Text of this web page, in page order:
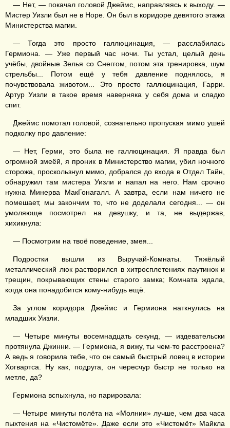
— Нет, — покачал головой Джеймс, направляясь к выходу. —
Мистер Уизли был не в Норе. Он был в коридоре девятого этажа
Министерства магии.
— Тогда это просто галлюцинация, — расслабилась
Гермиона. — Уже первый час ночи. Ты устал, целый день
учёбы, двойные Зелья со Снеггом, потом эта тренировка, шум
стрельбы... Потом ещё у тебя давление поднялось, я
почувствовала животом... Это просто галлюцинация, Гарри.
Артур Уизли в такое время наверняка у себя дома и сладко
спит.
Джеймс помотал головой, сознательно пропуская мимо ушей
подколку про давление:
— Нет, Герми, это была не галлюцинация. Я правда был
огромной змеёй, я проник в Министерство магии, убил ночного
сторожа, проскользнул мимо, добрался до входа в Отдел Тайн,
обнаружил там мистера Уизли и напал на него. Нам срочно
нужна Минерва МакГонагалл. А завтра, если нам ничего не
помешает, мы закончим то, что не доделали сегодня... — он
умоляюще посмотрел на девушку, и та, не выдержав,
хихикнула:
— Посмотрим на твоё поведение, змея...
Подростки вышли из Выручай-Комнаты. Тяжёлый
металлический люк растворился в хитросплетениях паутинок и
трещин, покрывающих стены старого замка; Комната ждала,
когда она понадобится кому-нибудь ещё.
За углом коридора Джеймс и Гермиона наткнулись на
младших Уизли.
— Четыре минуты восемнадцать секунд, — издевательски
протянула Джинни. — Гермиона, я вижу, ты чем-то расстроена?
А ведь я говорила тебе, что он самый быстрый ловец в истории
Хогвартса. Ну как, подруга, он чересчур быстр не только на
метле, да?
Гермиона вспыхнула, но парировала:
— Четыре минуты полёта на «Молнии» лучше, чем два часа
пыхтения на «Чистомёте». Даже если это «Чистомёт» Майкла